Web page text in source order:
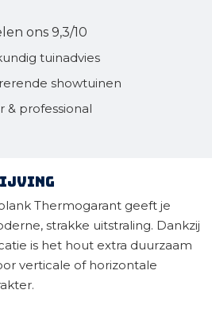
ons 9,3/10
tuinadvies
showtuinen
& professional
Thermogarant geeft je
strakke uitstraling. Dankzij
is het hout extra duurzaam
verticale of horizontale